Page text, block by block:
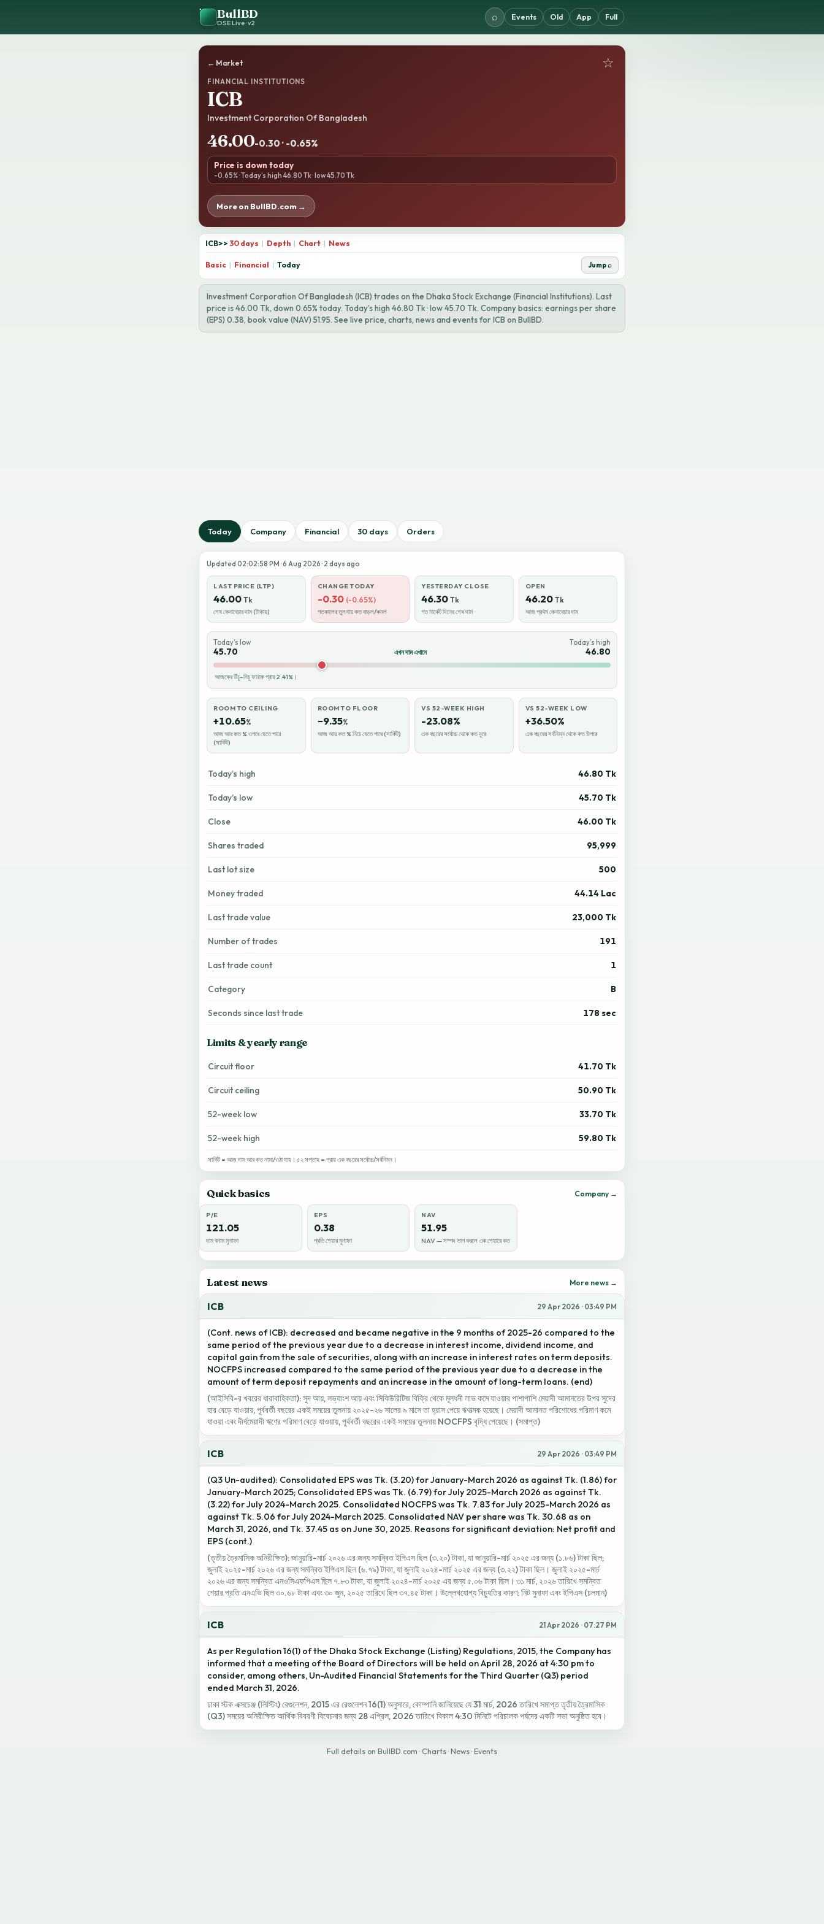
BullBD
DSE Live · v2
⌕ Events Old App Full
← Market ☆
FINANCIAL INSTITUTIONS
ICB
Investment Corporation Of Bangladesh
46.00-0.30 · -0.65%
Price is down today
-0.65% · Today’s high 46.80 Tk · low 45.70 Tk
More on BullBD.com →
ICB>> 30 days | Depth | Chart | News
Basic | Financial | Today Jump ⌕
Investment Corporation Of Bangladesh (ICB) trades on the Dhaka Stock Exchange (Financial Institutions). Last
price is 46.00 Tk, down 0.65% today. Today’s high 46.80 Tk · low 45.70 Tk. Company basics: earnings per share
(EPS) 0.38, book value (NAV) 51.95. See live price, charts, news and events for ICB on BullBD.
Today Company Financial 30 days Orders
Updated 02:02:58 PM · 6 Aug 2026 · 2 days ago
LAST PRICE (LTP)
46.00 Tk
শেষ কেনাবেচার দাম (টাকায়)
CHANGE TODAY
-0.30 (-0.65%)
গতকালের তুলনায় কত বাড়ল/কমল
YESTERDAY CLOSE
46.30 Tk
গত মার্কেট দিনের শেষ দাম
OPEN
46.20 Tk
আজ প্রথম কেনাবেচার দাম
Today’s low
45.70 এখন দাম এখানে
Today’s high
46.80
আজকের উঁচু–নিচু ফারাক প্রায় 2.41%।
ROOM TO CEILING
+10.65%
আজ আর কত % ওপরে যেতে পারে
(সার্কিট)
ROOM TO FLOOR
−9.35%
আজ আর কত % নিচে যেতে পারে (সার্কিট)
VS 52-WEEK HIGH
-23.08%
এক বছরের সর্বোচ্চ থেকে কত দূরে
VS 52-WEEK LOW
+36.50%
এক বছরের সর্বনিম্ন থেকে কত উপরে
Today’s high 46.80 Tk
Today’s low 45.70 Tk
Close 46.00 Tk
Shares traded 95,999
Last lot size 500
Money traded 44.14 Lac
Last trade value 23,000 Tk
Number of trades 191
Last trade count 1
Category B
Seconds since last trade 178 sec
Limits & yearly range
Circuit floor 41.70 Tk
Circuit ceiling 50.90 Tk
52-week low 33.70 Tk
52-week high 59.80 Tk
সার্কিট = আজ দাম আর কত নামা/ওঠা যায়। ৫২ সপ্তাহ = প্রায় এক বছরের সর্বোচ্চ/সর্বনিম্ন।
Quick basics Company →
P/E
121.05
দাম বনাম মুনাফা
EPS
0.38
প্রতি শেয়ার মুনাফা
NAV
51.95
NAV — সম্পদ ভাগ করলে এক শেয়ারে কত
Latest news More news →
ICB 29 Apr 2026 · 03:49 PM
(Cont. news of ICB): decreased and became negative in the 9 months of 2025-26 compared to the
same period of the previous year due to a decrease in interest income, dividend income, and
capital gain from the sale of securities, along with an increase in interest rates on term deposits.
NOCFPS increased compared to the same period of the previous year due to a decrease in the
amount of term deposit repayments and an increase in the amount of long-term loans. (end)
(আইসিবি-র খবরের ধারাবাহিকতা): সুদ আয়, লভ্যাংশ আয় এবং সিকিউরিটিজ বিক্রি থেকে মূলধনী লাভ কমে যাওয়ার পাশাপাশি মেয়াদী আমানতের উপর সুদের
হার বেড়ে যাওয়ায়, পূর্ববর্তী বছরের একই সময়ের তুলনায় ২০২৫-২৬ সালের ৯ মাসে তা হ্রাস পেয়ে ঋণাত্মক হয়েছে। মেয়াদী আমানত পরিশোধের পরিমাণ কমে
যাওয়া এবং দীর্ঘমেয়াদী ঋণের পরিমাণ বেড়ে যাওয়ায়, পূর্ববর্তী বছরের একই সময়ের তুলনায় NOCFPS বৃদ্ধি পেয়েছে। (সমাপ্ত)
ICB 29 Apr 2026 · 03:49 PM
(Q3 Un-audited): Consolidated EPS was Tk. (3.20) for January-March 2026 as against Tk. (1.86) for
January-March 2025; Consolidated EPS was Tk. (6.79) for July 2025-March 2026 as against Tk.
(3.22) for July 2024-March 2025. Consolidated NOCFPS was Tk. 7.83 for July 2025-March 2026 as
against Tk. 5.06 for July 2024-March 2025. Consolidated NAV per share was Tk. 30.68 as on
March 31, 2026, and Tk. 37.45 as on June 30, 2025. Reasons for significant deviation: Net profit and
EPS (cont.)
(তৃতীয় ত্রৈমাসিক অনিরীক্ষিত): জানুয়ারি-মার্চ ২০২৬ এর জন্য সমন্বিত ইপিএস ছিল (৩.২০) টাকা, যা জানুয়ারি-মার্চ ২০২৫ এর জন্য (১.৮৬) টাকা ছিল;
জুলাই ২০২৫-মার্চ ২০২৬ এর জন্য সমন্বিত ইপিএস ছিল (৬.৭৯) টাকা, যা জুলাই ২০২৪-মার্চ ২০২৫ এর জন্য (৩.২২) টাকা ছিল। জুলাই ২০২৫-মার্চ
২০২৬ এর জন্য সমন্বিত এনওসিএফপিএস ছিল ৭.৮৩ টাকা, যা জুলাই ২০২৪-মার্চ ২০২৫ এর জন্য ৫.০৬ টাকা ছিল। ৩১ মার্চ, ২০২৬ তারিখে সমন্বিত
শেয়ার প্রতি এনএভি ছিল ৩০.৬৮ টাকা এবং ৩০ জুন, ২০২৫ তারিখে ছিল ৩৭.৪৫ টাকা। উল্লেখযোগ্য বিচ্যুতির কারণ: নিট মুনাফা এবং ইপিএস (চলমান)
ICB 21 Apr 2026 · 07:27 PM
As per Regulation 16(1) of the Dhaka Stock Exchange (Listing) Regulations, 2015, the Company has
informed that a meeting of the Board of Directors will be held on April 28, 2026 at 4:30 pm to
consider, among others, Un-Audited Financial Statements for the Third Quarter (Q3) period
ended March 31, 2026.
ঢাকা স্টক এক্সচেঞ্জ (লিস্টিং) রেগুলেশন, 2015 এর রেগুলেশন 16(1) অনুসারে, কোম্পানি জানিয়েছে যে 31 মার্চ, 2026 তারিখে সমাপ্ত তৃতীয় ত্রৈমাসিক
(Q3) সময়ের অনিরীক্ষিত আর্থিক বিবরণী বিবেচনার জন্য 28 এপ্রিল, 2026 তারিখে বিকাল 4:30 মিনিটে পরিচালক পর্ষদের একটি সভা অনুষ্ঠিত হবে।
Full details on BullBD.com · Charts · News · Events